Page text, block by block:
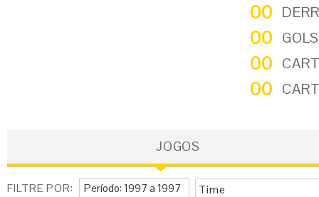
00
00
00
00
JOGOS
FILTRE POR: Time